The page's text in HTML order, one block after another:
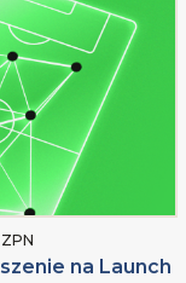
na Launch